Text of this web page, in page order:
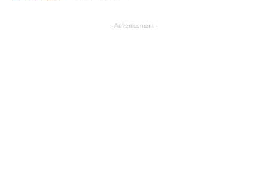
- Advertisement -